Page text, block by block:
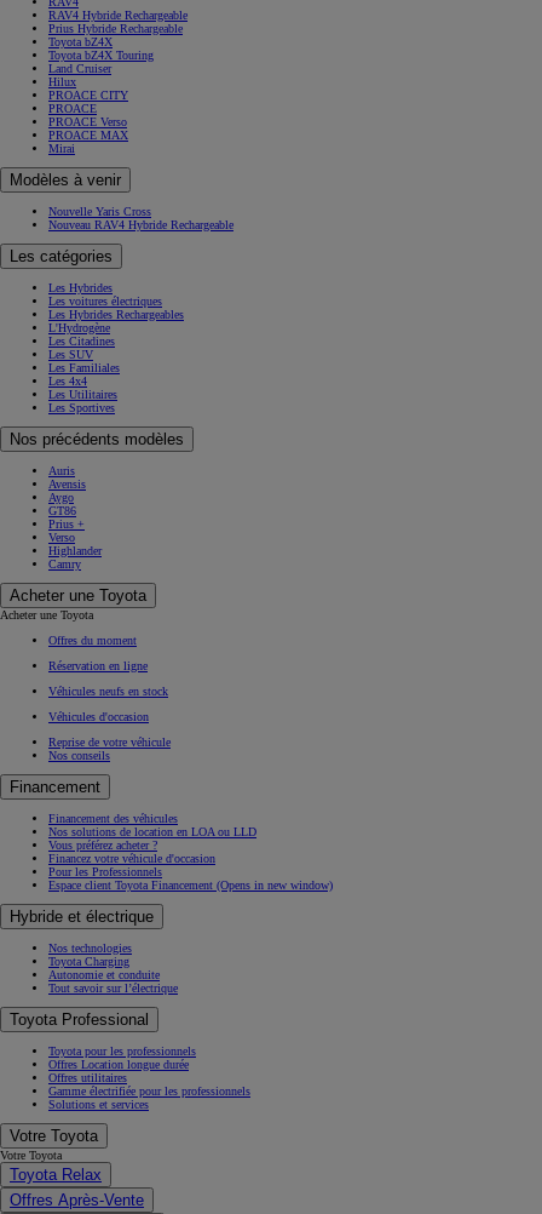
RAV4 Hybride Rechargeable
Prius Hybride Rechargeable
Toyota bZ4X
Toyota bZ4X Touring
Land Cruiser
Hilux
PROACE CITY
PROACE
PROACE Verso
PROACE MAX
Mirai
Modèles à venir
Nouvelle Yaris Cross
Nouveau RAV4 Hybride Rechargeable
Les catégories
Les Hybrides
Les voitures électriques
Les Hybrides Rechargeables
L'Hydrogène
Les Citadines
Les SUV
Les Familiales
Les 4x4
Les Utilitaires
Les Sportives
Nos précédents modèles
Auris
Avensis
Aygo
GT86
Prius +
Verso
Highlander
Camry
Acheter une Toyota
Acheter une Toyota
Offres du moment
Réservation en ligne
Véhicules neufs en stock
Véhicules d'occasion
Reprise de votre véhicule
Nos conseils
Financement
Financement des véhicules
Nos solutions de location en LOA ou LLD
Vous préférez acheter ?
Financez votre véhicule d'occasion
Pour les Professionnels
Espace client Toyota Financement (Opens in new window)
Hybride et électrique
Nos technologies
Toyota Charging
Autonomie et conduite
Tout savoir sur l’électrique
Toyota Professional
Toyota pour les professionnels
Offres Location longue durée
Offres utilitaires
Gamme électrifiée pour les professionnels
Solutions et services
Votre Toyota
Votre Toyota
Toyota Relax
Offres Après-Vente